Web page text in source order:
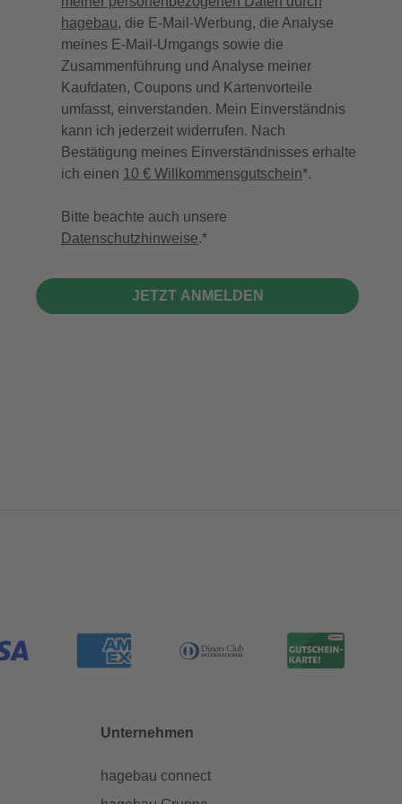
hagebau, die E-Mail-Werbung, die Analyse
meines E-Mail-Umgangs sowie die
Zusammenführung und Analyse meiner
Kaufdaten, Coupons und Kartenvorteile
umfasst, einverstanden. Mein Einverständnis
kann ich jederzeit widerrufen. Nach
Bestätigung meines Einverständnisses erhalte
ich einen 10 € Willkommensgutschein*.
Bitte beachte auch unsere
Datenschutzhinweise.
JETZT ANMELDEN
Unternehmen
hagebau connect